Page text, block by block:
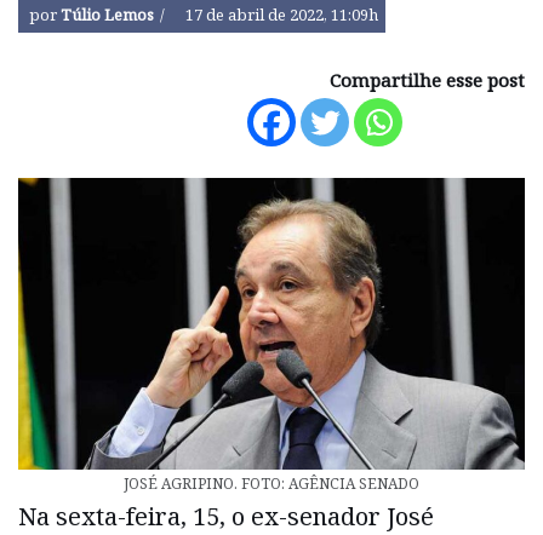
porTúlio Lemos 17 de abril de 2022, 11:09h
Compartilhe esse post
JOSÉ AGRIPINO. FOTO: AGÊNCIA SENADO
Na sexta-feira, 15, o ex-senador José